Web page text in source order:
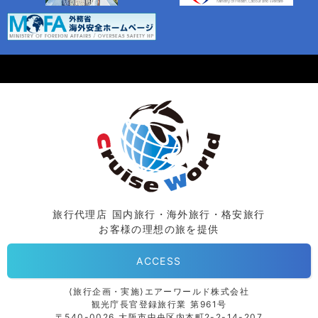
旅行代理店 国内旅行・海外旅行・格安旅行
お客様の理想の旅を提供
ACCESS
⟨旅行企画・実施⟩エアーワールド株式会社
観光庁長官登録旅行業 第961号